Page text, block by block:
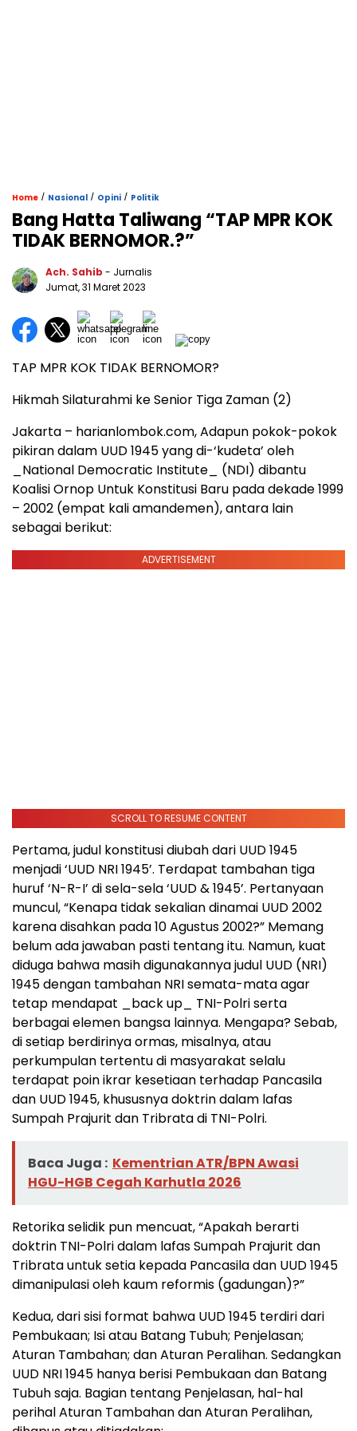
Home / Nasional / Opini / Politik
Bang Hatta Taliwang “TAP MPR KOK
TIDAK BERNOMOR.?”
Ach. Sahib - Jurnalis
Jumat, 31 Maret 2023
TAP MPR KOK TIDAK BERNOMOR?
Hikmah Silaturahmi ke Senior Tiga Zaman (2)
Jakarta – harianlombok.com, Adapun pokok-pokok
pikiran dalam UUD 1945 yang di-‘kudeta’ oleh
_National Democratic Institute_ (NDI) dibantu
Koalisi Ornop Untuk Konstitusi Baru pada dekade 1999
– 2002 (empat kali amandemen), antara lain
sebagai berikut:
ADVERTISEMENT
SCROLL TO RESUME CONTENT
Pertama, judul konstitusi diubah dari UUD 1945
menjadi ‘UUD NRI 1945’. Terdapat tambahan tiga
huruf ‘N-R-I’ di sela-sela ‘UUD & 1945’. Pertanyaan
muncul, “Kenapa tidak sekalian dinamai UUD 2002
karena disahkan pada 10 Agustus 2002?” Memang
belum ada jawaban pasti tentang itu. Namun, kuat
diduga bahwa masih digunakannya judul UUD (NRI)
1945 dengan tambahan NRI semata-mata agar
tetap mendapat _back up_ TNI-Polri serta
berbagai elemen bangsa lainnya. Mengapa? Sebab,
di setiap berdirinya ormas, misalnya, atau
perkumpulan tertentu di masyarakat selalu
terdapat poin ikrar kesetiaan terhadap Pancasila
dan UUD 1945, khususnya doktrin dalam lafas
Sumpah Prajurit dan Tribrata di TNI-Polri.
Baca Juga : Kementrian ATR/BPN Awasi
HGU-HGB Cegah Karhutla 2026
Retorika selidik pun mencuat, “Apakah berarti
doktrin TNI-Polri dalam lafas Sumpah Prajurit dan
Tribrata untuk setia kepada Pancasila dan UUD 1945
dimanipulasi oleh kaum reformis (gadungan)?”
Kedua, dari sisi format bahwa UUD 1945 terdiri dari
Pembukaan; Isi atau Batang Tubuh; Penjelasan;
Aturan Tambahan; dan Aturan Peralihan. Sedangkan
UUD NRI 1945 hanya berisi Pembukaan dan Batang
Tubuh saja. Bagian tentang Penjelasan, hal-hal
perihal Aturan Tambahan dan Aturan Peralihan,